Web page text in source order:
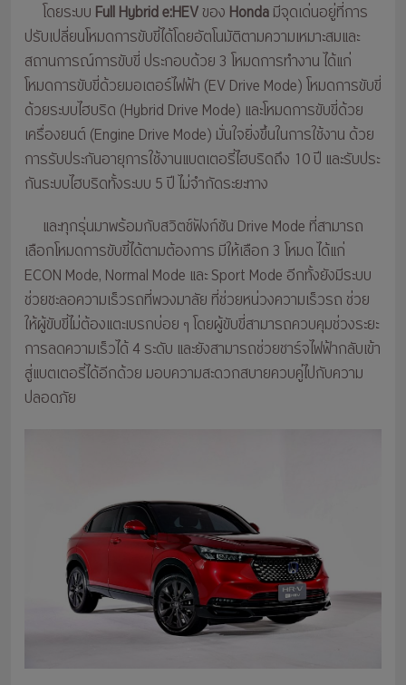
โดยระบบ Full Hybrid e:HEVของ Hondaมีจุดเด่นอยู่ที่การ
ปรับเปลี่ยนโหมดการขับขี่ได้โดยอัตโนมัติตามความเหมาะสมและ
สถานการณ์การขับขี่ ประกอบด้วย 3 โหมดการทำงาน ได้แก่
โหมดการขับขี่ด้วยมอเตอร์ไฟฟ้า (EV Drive Mode) โหมดการขับขี่
ด้วยระบบไฮบริด (Hybrid Drive Mode) และโหมดการขับขี่ด้วย
เครื่องยนต์ (Engine Drive Mode) มั่นใจยิ่งขึ้นในการใช้งาน ด้วย
การรับประกันอายุการใช้งานแบตเตอรี่ไฮบริดถึง 10 ปี และรับประ
กันระบบไฮบริดทั้งระบบ 5 ปี ไม่จำกัดระยะทาง
และทุกรุ่นมาพร้อมกับสวิตช์ฟังก์ชัน Drive Mode ที่สามารถ
เลือกโหมดการขับขี่ได้ตามต้องการ มีให้เลือก 3 โหมด ได้แก่
ECON Mode, Normal Mode และ Sport Mode อีกทั้งยังมีระบบ
ช่วยชะลอความเร็วรถที่พวงมาลัย ที่ช่วยหน่วงความเร็วรถ ช่วย
ให้ผู้ขับขี่ไม่ต้องแตะเบรกบ่อย ๆ โดยผู้ขับขี่สามารถควบคุมช่วงระยะ
การลดความเร็วได้ 4 ระดับ และยังสามารถช่วยชาร์จไฟฟ้ากลับเข้า
สู่แบตเตอรี่ได้อีกด้วย มอบความสะดวกสบายควบคู่ไปกับความ
ปลอดภัย